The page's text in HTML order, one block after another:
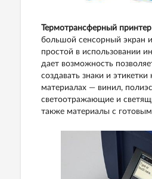
Термотрансферный принтер
большой сенсорный экран
простой в использовании
дает возможность
создавать знаки и этикетки
материалах — винил,
светоотражающие и
также материалы с